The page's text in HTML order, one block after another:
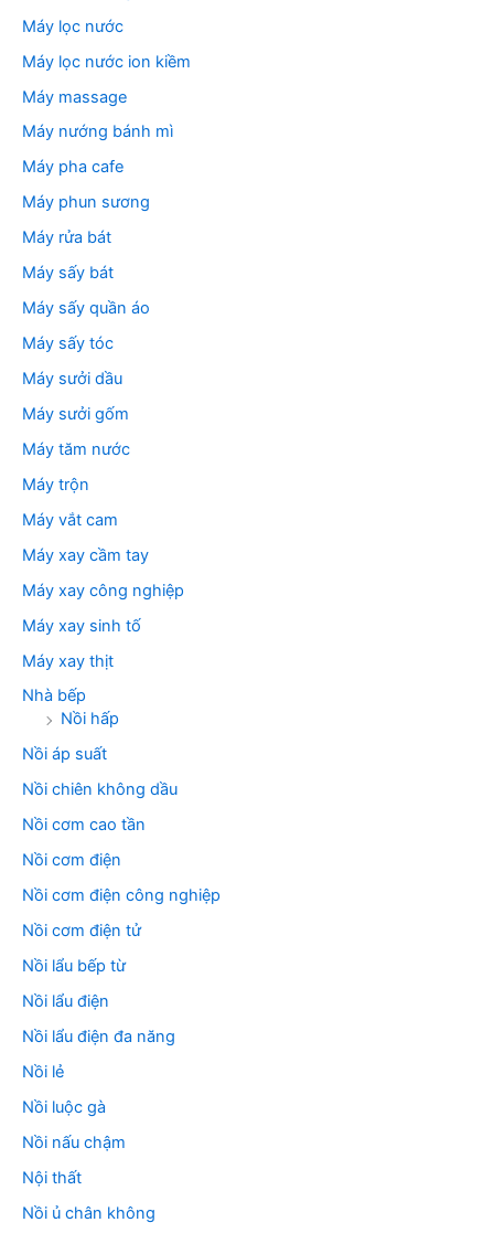
Máy lọc nước
Máy lọc nước ion kiềm
Máy massage
Máy nướng bánh mì
Máy pha cafe
Máy phun sương
Máy rửa bát
Máy sấy bát
Máy sấy quần áo
Máy sấy tóc
Máy sưởi dầu
Máy sưởi gốm
Máy tăm nước
Máy trộn
Máy vắt cam
Máy xay cầm tay
Máy xay công nghiệp
Máy xay sinh tố
Máy xay thịt
Nhà bếp
Nồi hấp
Nồi áp suất
Nồi chiên không dầu
Nồi cơm cao tần
Nồi cơm điện
Nồi cơm điện công nghiệp
Nồi cơm điện tử
Nồi lẩu bếp từ
Nồi lẩu điện
Nồi lẩu điện đa năng
Nồi lẻ
Nồi luộc gà
Nồi nấu chậm
Nội thất
Nồi ủ chân không